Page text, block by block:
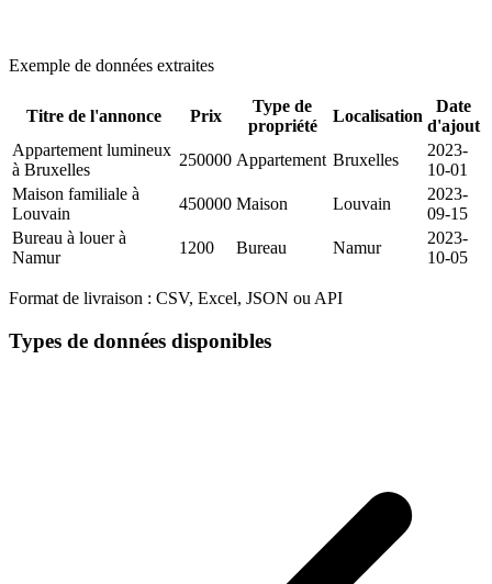
Exemple de données extraites
Titre de l'annonce Prix
Type de
propriété
Localisation
Date
d'ajout
Appartement lumineux
à Bruxelles
250000 Appartement Bruxelles
2023-
10-01
Maison familiale à
Louvain
450000 Maison Louvain
2023-
09-15
Bureau à louer à
Namur
1200 Bureau Namur
2023-
10-05
Format de livraison : CSV, Excel, JSON ou API
Types de données disponibles